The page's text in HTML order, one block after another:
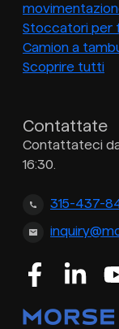
Stoccatori per
Camion a
Scoprire tutti
Contattate
Contattateci
16:30.
315-437-